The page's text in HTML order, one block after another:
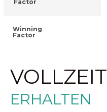
Factor
Winning
Factor
VOLLZEIT
ERHALTEN